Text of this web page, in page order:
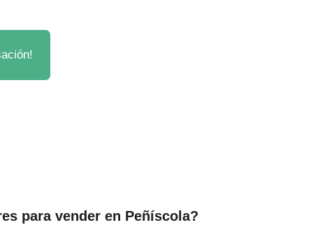
para vender en Peñíscola?